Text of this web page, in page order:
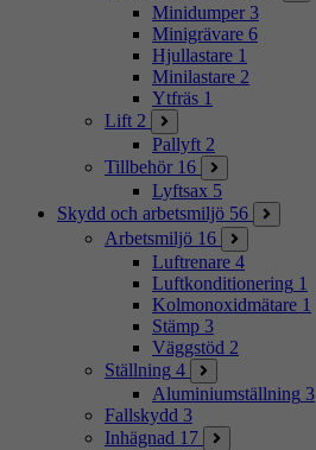
Minidumper 3
Minigrävare 6
Hjullastare 1
Minilastare 2
Ytfräs 1
Lift 2
Pallyft 2
Tillbehör 16
Lyftsax 5
Skydd och arbetsmiljö 56
Arbetsmiljö 16
Luftrenare 4
Luftkonditionering 1
Kolmonoxidmätare 1
Stämp 3
Väggstöd 2
Ställning 4
Aluminiumställning 3
Fallskydd 3
Inhägnad 17